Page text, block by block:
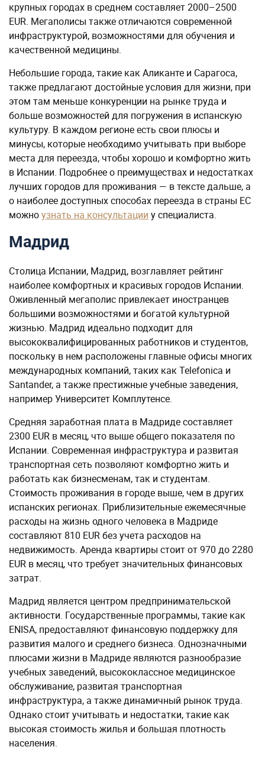
крупных городах в среднем составляет 2000–2500
EUR. Мегаполисы также отличаются современной
инфраструктурой, возможностями для обучения и
качественной медицины.
Небольшие города, такие как Аликанте и Сарагоса,
также предлагают достойные условия для жизни, при
этом там меньше конкуренции на рынке труда и
больше возможностей для погружения в испанскую
культуру. В каждом регионе есть свои плюсы и
минусы, которые необходимо учитывать при выборе
места для переезда, чтобы хорошо и комфортно жить
в Испании. Подробнее о преимуществах и недостатках
лучших городов для проживания — в тексте дальше, а
о наиболее доступных способах переезда в страны ЕС
можноузнать на консультации у специалиста.
Мадрид
Столица Испании, Мадрид, возглавляет рейтинг
наиболее комфортных и красивых городов Испании.
Оживленный мегаполис привлекает иностранцев
большими возможностями и богатой культурной
жизнью. Мадрид идеально подходит для
высококвалифицированных работников и студентов,
поскольку в нем расположены главные офисы многих
международных компаний, таких как Telefonica и
Santander, а также престижные учебные заведения,
например Университет Комплутенсе.
Средняя заработная плата в Мадриде составляет
2300 EUR в месяц, что выше общего показателя по
Испании. Современная инфраструктура и развитая
транспортная сеть позволяют комфортно жить и
работать как бизнесменам, так и студентам.
Стоимость проживания в городе выше, чем в других
испанских регионах. Приблизительные ежемесячные
расходы на жизнь одного человека в Мадриде
составляют 810 EUR без учета расходов на
недвижимость. Аренда квартиры стоит от 970 до 2280
EUR в месяц, что требует значительных финансовых
затрат.
Мадрид является центром предпринимательской
активности. Государственные программы, такие как
ENISA, предоставляют финансовую поддержку для
развития малого и среднего бизнеса. Однозначными
плюсами жизни в Мадриде являются разнообразие
учебных заведений, высококлассное медицинское
обслуживание, развитая транспортная
инфраструктура, а также динамичный рынок труда.
Однако стоит учитывать и недостатки, такие как
высокая стоимость жилья и большая плотность
населения.